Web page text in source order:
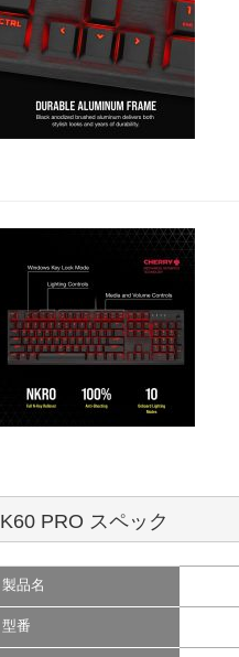
K60 PRO スペック
製品名
型番